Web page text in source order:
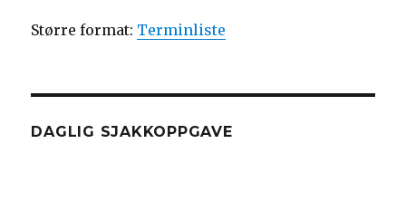
Større format: Terminliste
DAGLIG SJAKKOPPGAVE